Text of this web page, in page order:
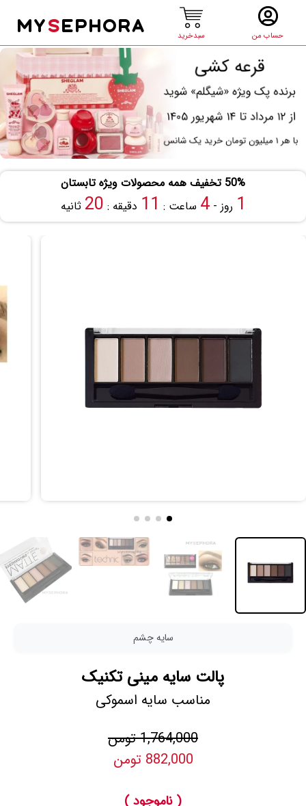
حساب من سبدخرید
MYSEPHORA
50% تخفیف همه محصولات ویژه تابستان
1 روز -4 ساعت : 11 دقیقه : 19 ثانیه
سایه چشم
پالت سایه مینی تکنیک
مناسب سایه اسموکی
1,764,000 تومن
882,000 تومن
( ناموجود )